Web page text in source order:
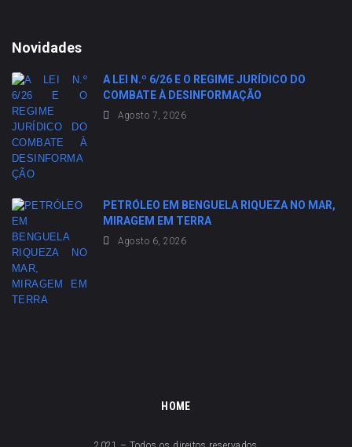
Novidades
A LEI N.º 6/26 E O REGIME JURÍDICO DO
COMBATE À DESINFORMAÇÃO
Agosto 7, 2026
PETRÓLEO EM BENGUELA RIQUEZA NO MAR,
MIRAGEM EM TERRA
Agosto 6, 2026
HOME